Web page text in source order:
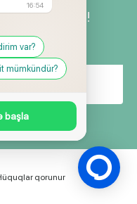
xəbərdar olun!
qorunur
16:54
var?
mümkündür?
başla